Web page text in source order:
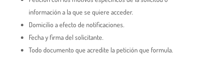
información a la que se quiere acceder.
Domicilio a efecto de notificaciones.
Fecha y firma del solicitante.
Todo documento que acredite la petición que formula.